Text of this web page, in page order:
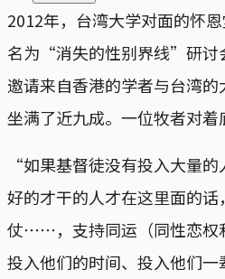
2012年，台湾大学对面的怀
名为“消失的性别界线”研讨
邀请来自香港的学者与台湾
坐满了近九成。一位牧者对着
“如果基督徒没有投入大量
好的才干的人才在这里面的
仗⋯⋯，支持同运（同性恋权
投入他们的时间、投入他们一